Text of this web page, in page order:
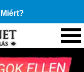
Miért?